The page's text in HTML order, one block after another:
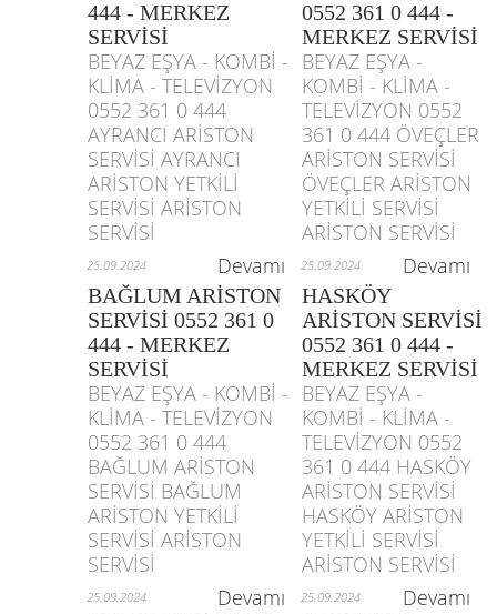
444 - MERKEZ
SERVİSİ
0552 361 0 444 -
MERKEZ SERVİSİ
BEYAZ EŞYA - KOMBİ -
KLİMA - TELEVİZYON
0552 361 0 444
AYRANCI ARİSTON
SERVİSİ AYRANCI
ARİSTON YETKİLİ
SERVİSİ ARİSTON
SERVİSİ
BEYAZ EŞYA -
KOMBİ - KLİMA -
TELEVİZYON 0552
361 0 444 ÖVEÇLER
ARİSTON SERVİSİ
ÖVEÇLER ARİSTON
YETKİLİ SERVİSİ
ARİSTON SERVİSİ
25.09.2024 Devamı 25.09.2024 Devamı
BAĞLUM ARİSTON
SERVİSİ 0552 361 0
444 - MERKEZ
SERVİSİ
HASKÖY
ARİSTON SERVİSİ
0552 361 0 444 -
MERKEZ SERVİSİ
BEYAZ EŞYA - KOMBİ -
KLİMA - TELEVİZYON
0552 361 0 444
BAĞLUM ARİSTON
SERVİSİ BAĞLUM
ARİSTON YETKİLİ
SERVİSİ ARİSTON
SERVİSİ
BEYAZ EŞYA -
KOMBİ - KLİMA -
TELEVİZYON 0552
361 0 444 HASKÖY
ARİSTON SERVİSİ
HASKÖY ARİSTON
YETKİLİ SERVİSİ
ARİSTON SERVİSİ
25.09.2024 Devamı 25.09.2024 Devamı